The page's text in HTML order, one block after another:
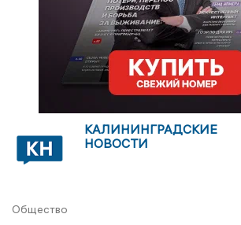
КАЛИНИНГРАДСКИЕ
НОВОСТИ
Общество